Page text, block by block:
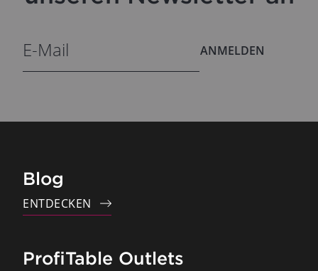
ANMELDEN
Blog
ENTDECKEN
ProfiTable Outlets